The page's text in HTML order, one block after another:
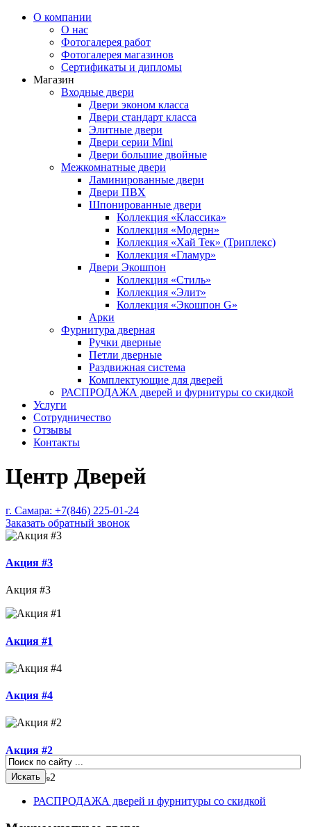
О компании
О нас
Фотогалерея работ
Фотогалерея магазинов
Сертификаты и дипломы
Магазин
Входные двери
Двери эконом класса
Двери стандарт класса
Элитные двери
Двери серии Mini
Двери большие двойные
Межкомнатные двери
Ламинированные двери
Двери ПВХ
Шпонированные двери
Коллекция «Классика»
Коллекция «Модерн»
Коллекция «Хай Тек» (Триплекс)
Коллекция «Гламур»
Двери Экошпон
Коллекция «Cтиль»
Коллекция «Элит»
Коллекция «Экошпон G»
Арки
Фурнитура дверная
Ручки дверные
Петли дверные
Раздвижная система
Комплектующие для дверей
РАСПРОДАЖА дверей и фурнитуры со скидкой
Услуги
Сотрудничество
Отзывы
Контакты
Центр Дверей
г. Самара: +7(846) 225-01-24
Заказать обратный звонок
Акция #3
Акция #3
Акция #1
Акция #4
Акция #2
Акция №2
РАСПРОДАЖА дверей и фурнитуры со скидкой